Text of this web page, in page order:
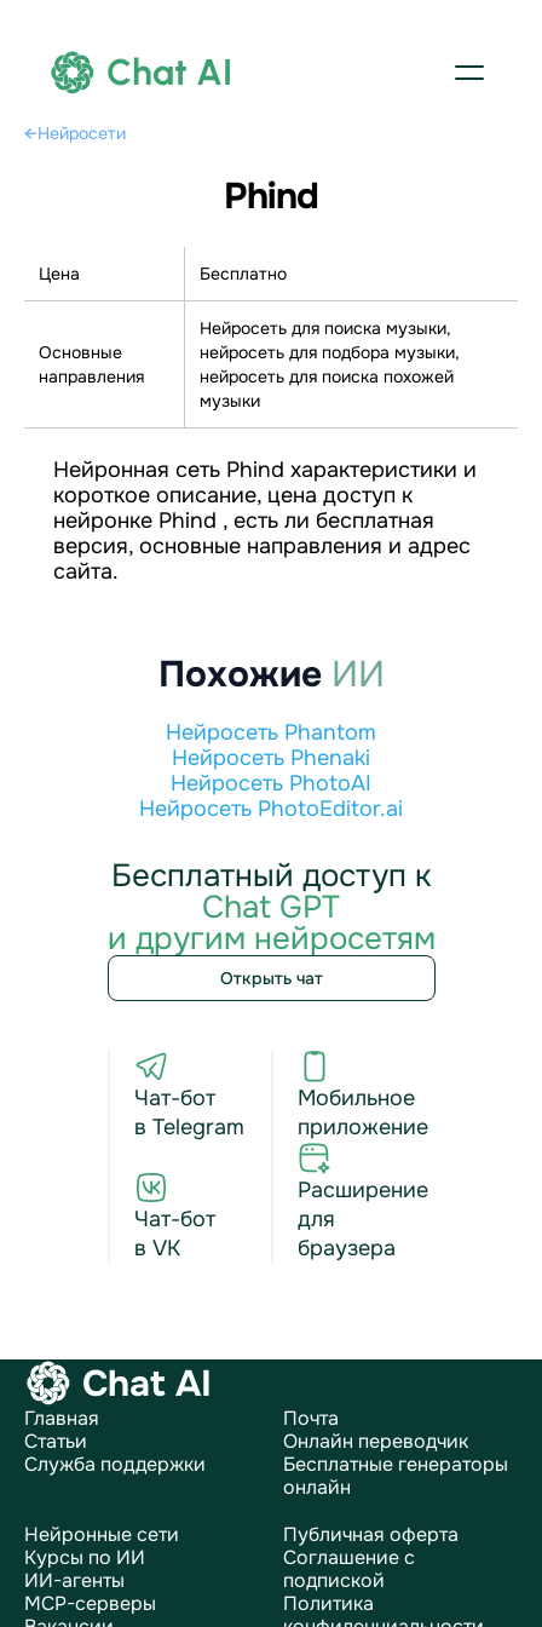
Chat AI
←Нейросети
Phind
Цена Бесплатно
Основные
направления
Нейросеть для поиска музыки,
нейросеть для подбора музыки,
нейросеть для поиска похожей
музыки
Нейронная сеть Phind характеристики и
короткое описание, цена доступ к
нейронке Phind , есть ли бесплатная
версия, основные направления и адрес
сайта.
Похожие ИИ
Нейросеть Phantom
Нейросеть Phenaki
Нейросеть PhotoAI
Нейросеть PhotoEditor.ai
Бесплатный доступ к
Chat GPT
и другим нейросетям
Открыть чат
Чат-бот
в Telegram
Чат-бот
в VK
Мобильное
приложение
Расширение
для
браузера
Chat AI
Главная
Статьи
Служба поддержки
Почта
Онлайн переводчик
Бесплатные генераторы
онлайн
Нейронные сети
Курсы по ИИ
ИИ-агенты
MCP-серверы
Публичная оферта
Соглашение с
подпиской
Политика